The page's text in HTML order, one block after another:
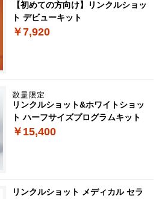
【初めての方向け】リンクルショッ
ト デビューキット
￥7,920
リンクルショット&ホワイトショッ
ト ハーフサイズプログラムキット
￥15,400
リンクルショット メディカル セラ